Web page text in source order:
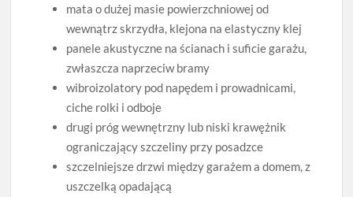
mata o dużej masie powierzchniowej od
wewnątrz skrzydła, klejona na elastyczny klej
panele akustyczne na ścianach i suficie garażu,
zwłaszcza naprzeciw bramy
wibroizolatory pod napędem i prowadnicami,
ciche rolki i odboje
drugi próg wewnętrzny lub niski krawężnik
ograniczający szczeliny przy posadzce
szczelniejsze drzwi między garażem a domem, z
uszczelką opadającą